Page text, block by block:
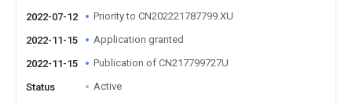
2022-07-12 Priority to CN202221787799.XU
2022-11-15 Application granted
2022-11-15 Publication of CN217799727U
Status Active